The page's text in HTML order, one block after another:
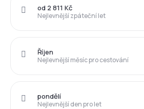
Nejlevnější zpáteční let
od 2 811 Kč
Nejlevnější měsíc pro cestování
Říjen
Nejlevnější den pro let
pondělí